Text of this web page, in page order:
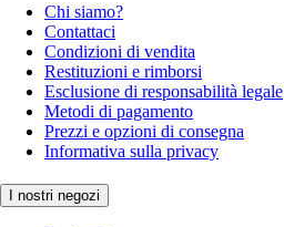
Chi siamo?
Contattaci
Condizioni di vendita
Restituzioni e rimborsi
Esclusione di responsabilità legale
Metodi di pagamento
Prezzi e opzioni di consegna
Informativa sulla privacy
I nostri negozi